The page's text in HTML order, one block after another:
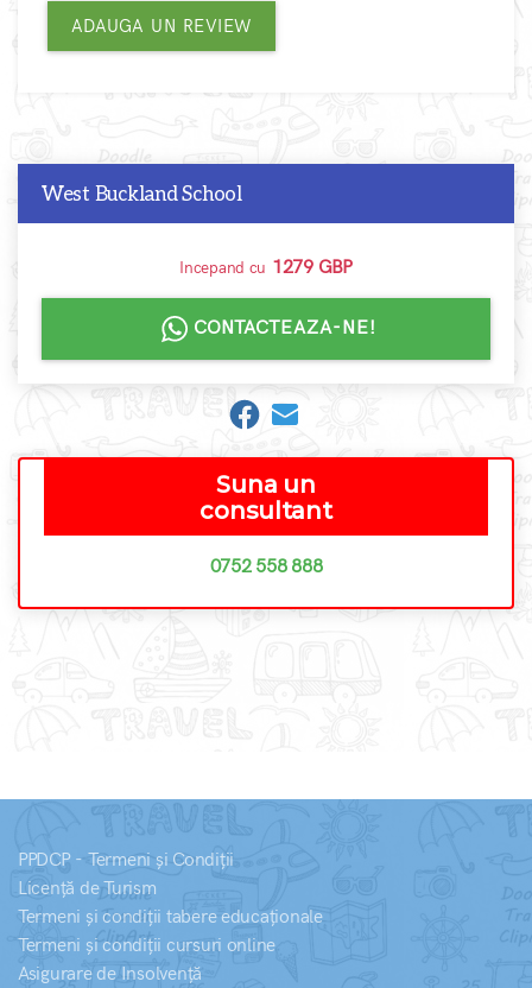
ADAUGA UN REVIEW
West Buckland School
Incepand cu 1279 GBP
CONTACTEAZA-NE!
Suna un
consultant
0752 558 888
PPDCP - Termeni și Condiții
Licență de Turism
Termeni și condiții tabere educaționale
Termeni și condiții cursuri online
Asigurare de Insolvență